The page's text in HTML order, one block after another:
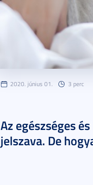
2020. június 01. 3 perc
Az egészséges
jelszava. De